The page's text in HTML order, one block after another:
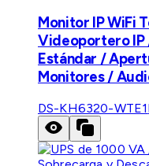
Monitor IP WiFi
Videoportero IP
Estándar /
Monitores /
DS-KH6320-WTE1